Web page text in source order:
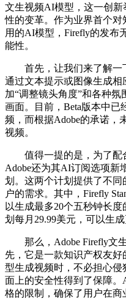
文生视频AI模型，这一创
性的变革。作为业界首个
用的AI模型，Firefly的发布
能性。
首先，让我们来了解一
通过文本提示或图像生成
加“调整镜头角度”和各种
画面。目前，Beta版本中已
频，而根据Adobe的承诺，
视频。
值得一提的是，为了配
Adobe还为其AI订阅选项新
划。这两个计划提供了不同
户的需求。其中，Firefly
以生成最多20个五秒钟长度
划每月29.99美元，可以生
那么，Adobe Firefly文
先，它是一款知识产权友
型生成视频时，不必担心
面上的安全性得到了保障。
格的限制，确保了用户在商